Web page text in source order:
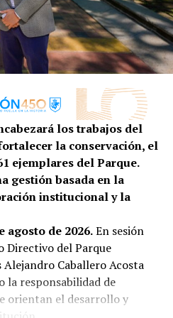
como un referente
impulsando una
competitiva, diversificada y
nuevos mercados.
de nuestra presidenta
ponemos a las personas en
es por ello que
de la primera infancia de
pública efectiva”,
de SIPINNA León,
garantizar entornos
es una responsabilidad
iniciativa privada,
es una responsabilidad
en las madres o en las
tarea que requiere el
Es el primer acto
cuidado que fortalece un
los trabajos del
la conservación, el
ejemplares del Parque.
gestión basada en la
institucional y la
agosto de 2026.En sesión
Directivo del Parque
Caballero Acosta
la responsabilidad de
orientan el desarrollo y